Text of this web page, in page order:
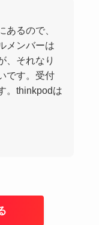
あるので、
メンバーは
、それなり
です。受付
。thinkpodは